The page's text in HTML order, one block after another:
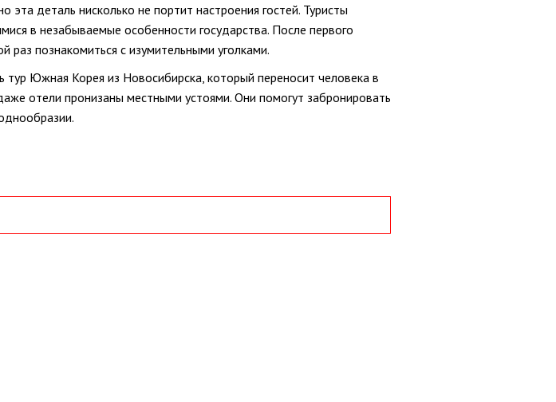
деталь нисколько не портит настроения гостей. Туристы
в незабываемые особенности государства. После первого
раз познакомиться с изумительными уголками.
Южная Корея из Новосибирска, который переносит человека в
отели пронизаны местными устоями. Они помогут забронировать